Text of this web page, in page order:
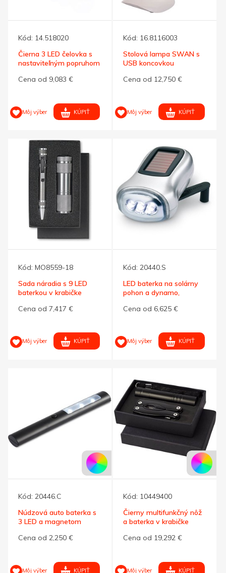
Kód: 14.518020
Čierna 3 LED čelovka s
nastaviteľným popruhom
Cena od 9,083 €
Môj výber KÚPIŤ
Kód: 16.8116003
Stolová lampa SWAN s
USB koncovkou
Cena od 12,750 €
Môj výber KÚPIŤ
Kód: MO8559-18
Sada náradia s 9 LED
baterkou v krabičke
Cena od 7,417 €
Môj výber KÚPIŤ
Kód: 20440.S
LED baterka na solárny
pohon a dynamo,
Cena od 6,625 €
Môj výber KÚPIŤ
Kód: 20446.C
Núdzová auto baterka s
3 LED a magnetom
Cena od 2,250 €
Môj výber KÚPIŤ
Kód: 10449400
Čierny multifunkčný nôž
a baterka v krabičke
Cena od 19,292 €
Môj výber KÚPIŤ